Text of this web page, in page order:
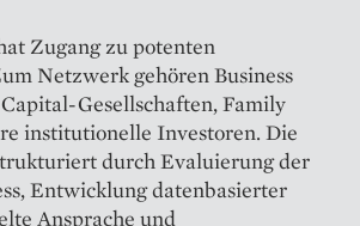
Zugang zu potenten
Netzwerk gehören Business
Gesellschaften, Family
institutionelle Investoren. Die
durch Evaluierung der
Entwicklung datenbasierter
Ansprache und